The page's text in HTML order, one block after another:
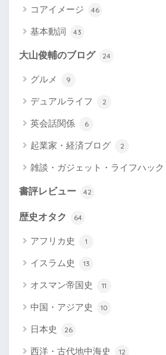
コアイメージ 46
基本動詞 43
大山俊輔のブログ 24
グルメ 9
デュアルライフ 2
英会話関係 6
起業家・経済ブログ 2
雑談・ガジェット・ライフハック
書評レビュー 42
歴史オタク 64
アフリカ史 1
イスラム史 13
オスマン帝国史 11
中国・アジア史 10
日本史 26
西洋・古代地中海史 12